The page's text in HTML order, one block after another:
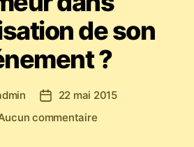
de son
?
Date22 mai 2015
commentairesur